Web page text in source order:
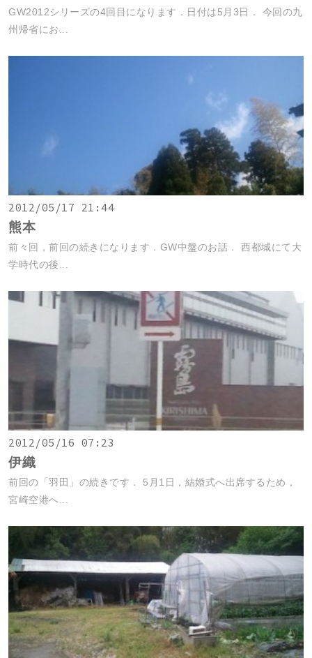
GW2012シリーズの4回目になります．日付は5月3日． 今回の九
州帰省にお...
2012/05/17 21:44
熊本
前々回，前回の続きになります．GW中盤のお話． 西都城にて大
学時代の後...
2012/05/16 07:23
伊織
前回の「羽田」の続きです． 5月1日，結婚式へ出席するため，
宮崎空港へ...